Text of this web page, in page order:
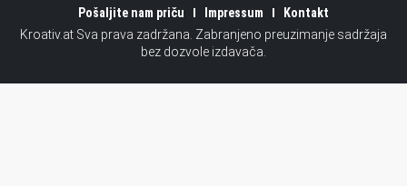
Pošaljite nam priču Impressum
Kontakt
Kroativ.at Sva prava zadržana. Zabranjeno preuzimanje sadržaja
bez dozvole izdavača.